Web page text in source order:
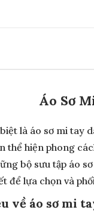
Áo Sơ
là áo sơ mi tay
thể hiện phong
bộ sưu tập áo
để lựa chọn và
về áo sơ mi